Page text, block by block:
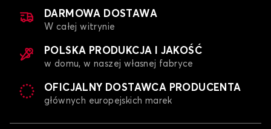
Pokrowce na samochody dostawcze dla FORD
DARMOWA DOSTAWA
W całej witrynie
POLSKA PRODUKCJA I JAKOŚĆ
w domu, w naszej własnej fabryce
OFICJALNY DOSTAWCA PRODUCENTA
głównych europejskich marek